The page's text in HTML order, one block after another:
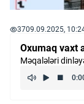
Robot və
Kriptovalyuta
3709.09.2025,
Oxumaq vaxt
Məqalələri